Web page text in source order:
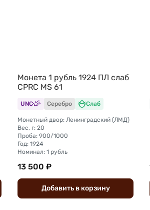
Монета 1 рубль 1924 ПЛ слаб
CPRC MS 61
UNC Серебро Слаб
Монетный двор: Ленинградский (ЛМД)
Вес, г: 20
Проба: 900/1000
Год: 1924
Номинал: 1 рубль
13 500 ₽
Добавить вкорзину